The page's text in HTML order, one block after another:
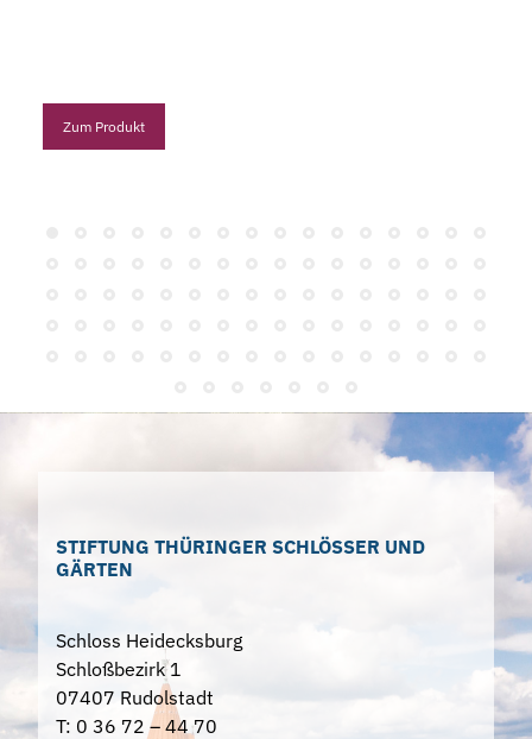
Zum Produkt
STIFTUNG THÜRINGER SCHLÖSSER UND
GÄRTEN
Schloss Heidecksburg
Schloßbezirk 1
07407 Rudolstadt
T: 0 36 72 – 44 70